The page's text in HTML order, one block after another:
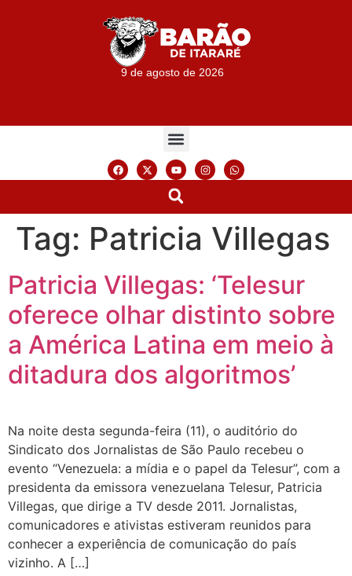
9 de agosto de 2026
Tag: Patricia Villegas
Patricia Villegas: ‘Telesur
oferece olhar distinto sobre
a América Latina em meio à
ditadura dos algoritmos’
Na noite desta segunda-feira (11), o auditório do
Sindicato dos Jornalistas de São Paulo recebeu o
evento “Venezuela: a mídia e o papel da Telesur”, com a
presidenta da emissora venezuelana Telesur, Patricia
Villegas, que dirige a TV desde 2011. Jornalistas,
comunicadores e ativistas estiveram reunidos para
conhecer a experiência de comunicação do país
vizinho. A […]